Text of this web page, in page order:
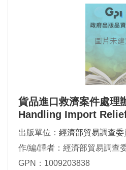
貨品進口救濟案件處理
Handling Import
出版單位： 經濟部貿易調查委
作/編/譯者：經濟部貿易調查
GPN：1009203838